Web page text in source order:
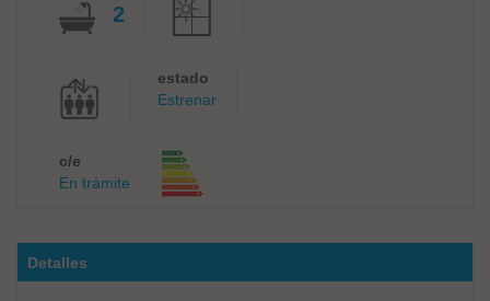
2
estado
Estrenar
c/e
En trámite
Detalles